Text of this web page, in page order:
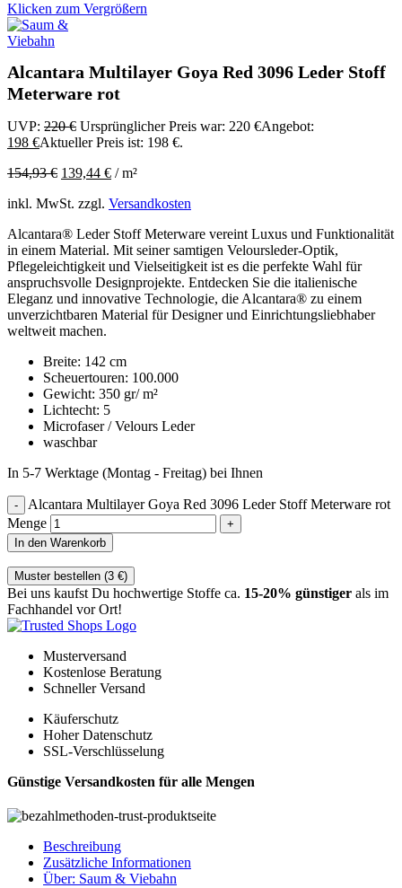
Klicken zum Vergrößern
Alcantara Multilayer Goya Red 3096 Leder Stoff
Meterware rot
UVP: 220€ Ursprünglicher Preis war: 220 €Angebot:
198 €Aktueller Preis ist: 198 €.
154,93€ 139,44 € /m²
inkl. MwSt. zzgl. Versandkosten
Alcantara® Leder Stoff Meterware vereint Luxus und Funktionalität
in einem Material. Mit seiner samtigen Veloursleder-Optik,
Pflegeleichtigkeit und Vielseitigkeit ist es die perfekte Wahl für
anspruchsvolle Designprojekte. Entdecken Sie die italienische
Eleganz und innovative Technologie, die Alcantara® zu einem
unverzichtbaren Material für Designer und Einrichtungsliebhaber
weltweit machen.
Breite: 142 cm
Scheuertouren: 100.000
Gewicht: 350 gr/ m²
Lichtecht: 5
Microfaser / Velours Leder
waschbar
In 5-7 Werktage (Montag - Freitag) bei Ihnen
Alcantara Multilayer Goya Red 3096 Leder Stoff Meterware rot
Menge
In den Warenkorb
Muster bestellen (3 €)
Bei uns kaufst Du hochwertige Stoffe ca. 15-20% günstiger als im
Fachhandel vor Ort!
Musterversand
Kostenlose Beratung
Schneller Versand
Käuferschutz
Hoher Datenschutz
SSL-Verschlüsselung
Günstige Versandkosten für alle Mengen
Beschreibung
Zusätzliche Informationen
Über: Saum & Viebahn